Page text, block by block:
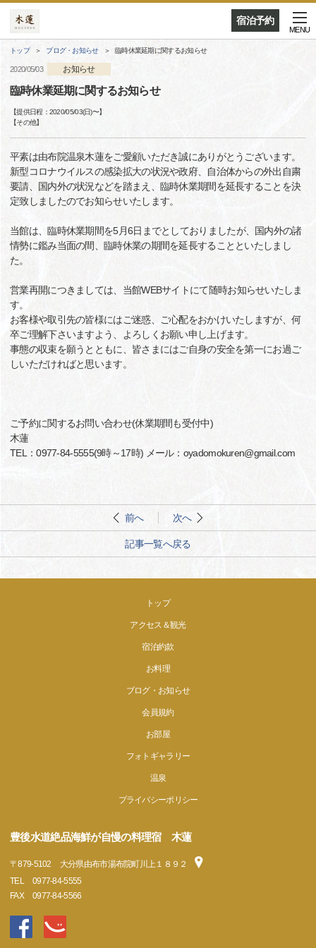
宿泊予約
MENU
トップ ブログ・お知らせ 臨時休業延期に関するお知らせ
2020/05/03 お知らせ
臨時休業延期に関するお知らせ
【提供日程： 2020/05/03(日)〜】
【その他】
平素は由布院温泉木蓮をご愛顧いただき誠にありがとうございます。
新型コロナウイルスの感染拡大の状況や政府、自治体からの外出自粛
要請、国内外の状況などを踏まえ、臨時休業期間を延長することを決
定致しましたのでお知らせいたします。
当館は、臨時休業期間を5月6日までとしておりましたが、国内外の諸
情勢に鑑み当面の間、臨時休業の期間を延長することといたしまし
た。
営業再開につきましては、当館WEBサイトにて随時お知らせいたしま
す。
お客様や取引先の皆様にはご迷惑、ご心配をおかけいたしますが、何
卒ご理解下さいますよう、よろしくお願い申し上げます。
事態の収束を願うとともに、皆さまにはご自身の安全を第一にお過ご
しいただければと思います。
ご予約に関するお問い合わせ(休業期間も受付中)
木蓮
TEL：0977-84-5555(9時～17時) メール：oyadomokuren@gmail.com
前へ 次へ
記事一覧へ戻る
トップ
アクセス＆観光
宿泊約款
お料理
ブログ・お知らせ
会員規約
お部屋
フォトギャラリー
温泉
プライバシーポリシー
豊後水道絶品海鮮が自慢の料理宿 木蓮
〒879-5102
大分県由布市湯布院町川上１８９２
TEL
0977-84-5555
FAX
0977-84-5566